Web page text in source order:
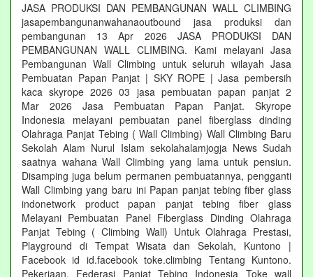
JASA PRODUKSI DAN PEMBANGUNAN WALL CLIMBING
jasapembangunanwahanaoutbound jasa produksi dan
pembangunan 13 Apr 2026 JASA PRODUKSI DAN
PEMBANGUNAN WALL CLIMBING. Kami melayani Jasa
Pembangunan Wall Climbing untuk seluruh wilayah Jasa
Pembuatan Papan Panjat | SKY ROPE | Jasa pembersih
kaca skyrope 2026 03 jasa pembuatan papan panjat 2
Mar 2026 Jasa Pembuatan Papan Panjat. Skyrope
Indonesia melayani pembuatan panel fiberglass dinding
Olahraga Panjat Tebing ( Wall Climbing) Wall Climbing Baru
Sekolah Alam Nurul Islam sekolahalamjogja News Sudah
saatnya wahana Wall Climbing yang lama untuk pensiun.
Disamping juga belum permanen pembuatannya, pengganti
Wall Climbing yang baru ini Papan panjat tebing fiber glass
indonetwork product papan panjat tebing fiber glass
Melayani Pembuatan Panel Fiberglass Dinding Olahraga
Panjat Tebing ( Climbing Wall) Untuk Olahraga Prestasi,
Playground di Tempat Wisata dan Sekolah, Kuntono |
Facebook id id.facebook toke.climbing Tentang Kuntono.
Pekerjaan. Federasi Panjat Tebing Indonesia Toke wall